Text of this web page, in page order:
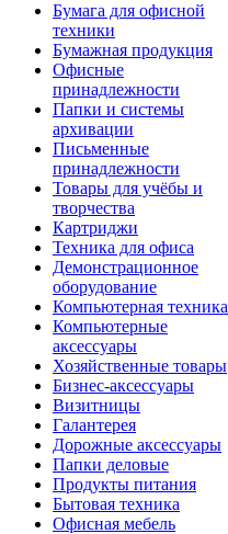
Бумага для офисной
техники
Бумажная продукция
Офисные
принадлежности
Папки и системы
архивации
Письменные
принадлежности
Товары для учёбы и
творчества
Картриджи
Техника для офиса
Демонстрационное
оборудование
Компьютерная техника
Компьютерные
аксессуары
Хозяйственные товары
Бизнес-аксессуары
Визитницы
Галантерея
Дорожные аксессуары
Папки деловые
Продукты питания
Бытовая техника
Офисная мебель